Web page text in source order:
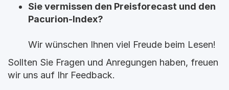
Sie vermissen den Preisforecast und den
Pacurion-Index?
Wir wünschen Ihnen viel Freude beim Lesen!
Sollten Sie Fragen und Anregungen haben, freuen
wir uns auf Ihr Feedback.